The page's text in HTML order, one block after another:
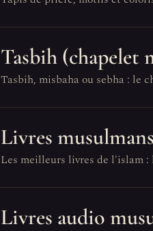
Tasbih (chapelet
Tasbih, misbaha ou sebha : le
Livres musulmans
Les meilleurs livres de l'islam :
Livres audio